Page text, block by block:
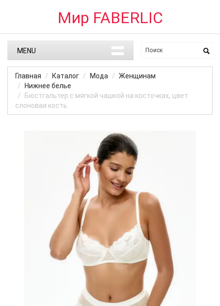
Мир FABERLIC
MENU
Главная Каталог Мода
Женщинам
Нижнее белье
Бюстгальтер с мягкой чашкой на косточках, цвет
слоновая кость